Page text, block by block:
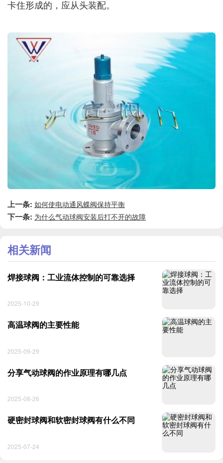
卡住形成的，应从头装配。
上一条: 如何使电动通风蝶阀保持平衡
下一条: 为什么气动球阀安装后打不开的故障
相关新闻
焊接球阀：工业流体控制的可靠选择
2025-10-29
高温球阀的主要性能
2025-09-29
分享气动球阀的作业原理有哪几点
2025-08-26
硬密封球阀和软密封球阀有什么不同
2025-07-24